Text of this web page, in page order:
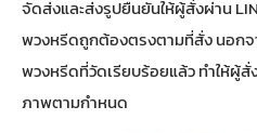
จัดส่งและส่งรูปยืนยันให้ผู้สั่งผ่าน
พวงหรีดถูกต้องตรงตามที่สั่ง นอกจ
พวงหรีดที่วัดเรียบร้อยแล้ว ทำให้ผู้สั่
ภาพตามกำหนด